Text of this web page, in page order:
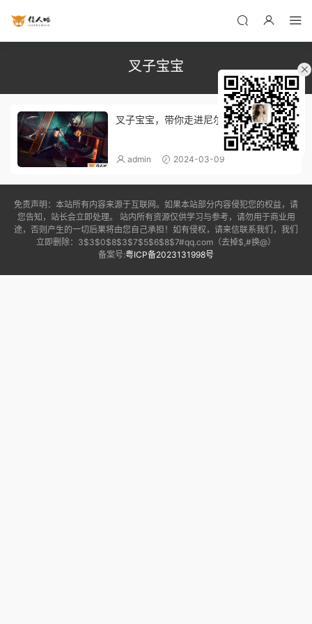
叉子宝宝
叉子宝宝，带你走进尼尔机械纪元
admin 2024-03-09
免责声明：本站所有内容来源于互联网。如果本站部分内容侵犯您的权益，请
您告知，站长会立即处理。 站内所有资源仅供学习与参考，请勿用于商业用
途，否则产生的一切后果将由您自己承担！如有侵权，请来信联系我们，我们
立即删除：3$3$0$8$3$7$5$6$8$7#qq.com（去掉$,#换@）
备案号:粤ICP备2023131998号